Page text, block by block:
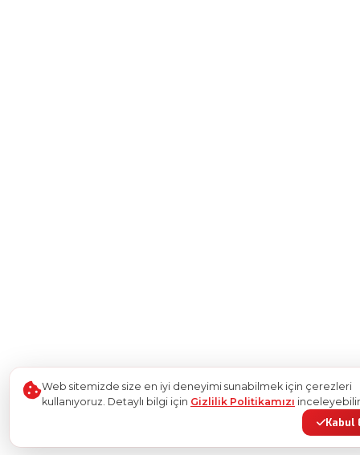
Web sitemizde size en iyi deneyimi sunabilmek için çerezleri
kullanıyoruz. Detaylı bilgi için Gizlilik Politikamızı
Kabul